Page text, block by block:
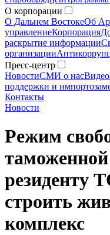
О корпорации
О Дальнем ВостокеОб
управлениеКорпорация
раскрытие информации
организации
Пресс-центр
НовостиСМИ о насВидео
поддержки и
Контакты
Новости
Режим
резиденту
строить
комплекс